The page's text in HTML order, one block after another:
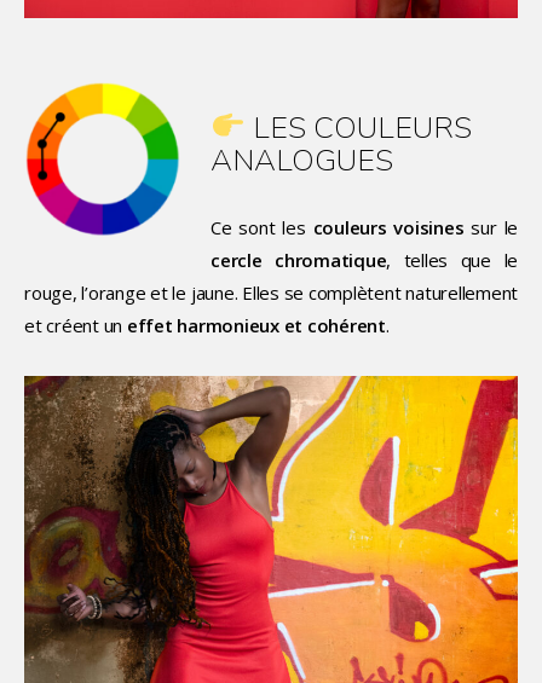
LES COULEURS
ANALOGUES
Ce sont les couleurs voisines sur le
cercle chromatique, telles que le
rouge, l’orange et le jaune. Elles se complètent naturellement
et créent un effet harmonieux et cohérent.